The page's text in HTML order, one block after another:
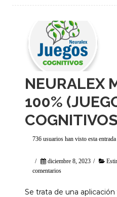
NEURALEX
100%
736 usuarios han visto esta entrada
/ diciembre 8, 2023 /
comentarios
Se trata de una